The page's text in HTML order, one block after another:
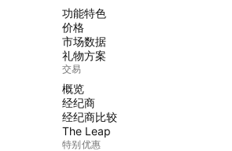
功能特色
价格
市场数据
礼物方案
交易
概览
经纪商
经纪商比较
The Leap
特别优惠